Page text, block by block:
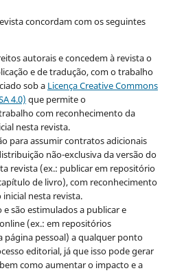
concordam com os seguintes
autorais e concedem à revista o
e de tradução, com o trabalho
sob a Licença Creative Commons
4.0) que permite o
com reconhecimento da
nesta revista.
para assumir contratos adicionais
não-exclusiva da versão do
revista (ex.: publicar em repositório
de livro), com reconhecimento
nesta revista.
são estimulados a publicar e
(ex.: em repositórios
página pessoal) a qualquer ponto
editorial, já que isso pode gerar
como aumentar o impacto e a